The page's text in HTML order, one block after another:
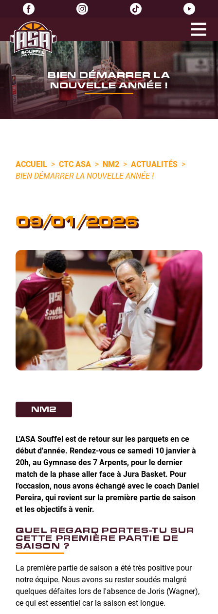
BIEN DÉMARRER LA
NOUVELLE ANNÉE !
ACCUEIL > CTC ASA > NM2 > ACTUALITÉS >
BIEN DÉMARRER LA NOUVELLE ANNÉE !
09/01/2026
NM2
L'ASA Souffel est de retour sur les parquets en ce
début d'année. Rendez-vous ce samedi 10 janvier à
20h, au Gymnase des 7 Arpents, pour le dernier
match de la phase aller face à Jura Basket. Pour
l'occasion, nous avons échangé avec le coach Daniel
Pereira, qui revient sur la première partie de saison
et les objectifs à venir.
QUEL REGARD PORTES-TU SUR
CETTE PREMIÈRE PARTIE DE
SAISON ?
La première partie de saison a été très positive pour
notre équipe. Nous avons su rester soudés malgré
quelques défaites lors de l'absence de Joris (Wagner),
ce qui est essentiel car la saison est longue.